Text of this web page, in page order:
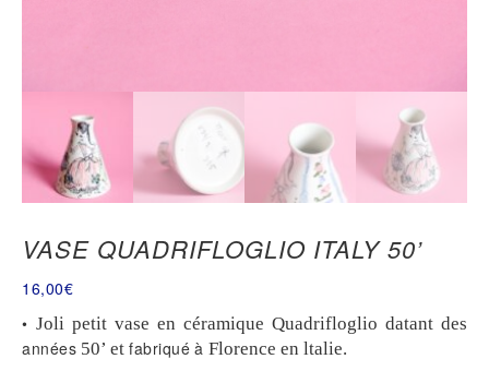
VASE QUADRIFLOGLIO ITALY 50’
16,00€
• Joli petit vase en céramique Quadrifloglio datant des
années 50’ et fabriqué à Florence en ltalie.